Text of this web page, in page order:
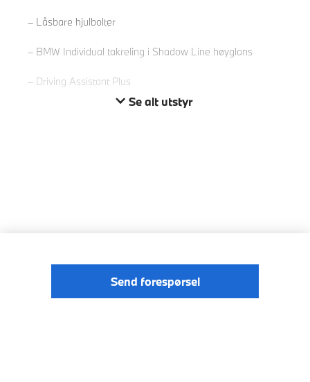
Låsbare hjulbolter
BMW Individual takreling i Shadow Line høyglans
Driving Assistant Plus
Se alt utstyr
Send forespørsel